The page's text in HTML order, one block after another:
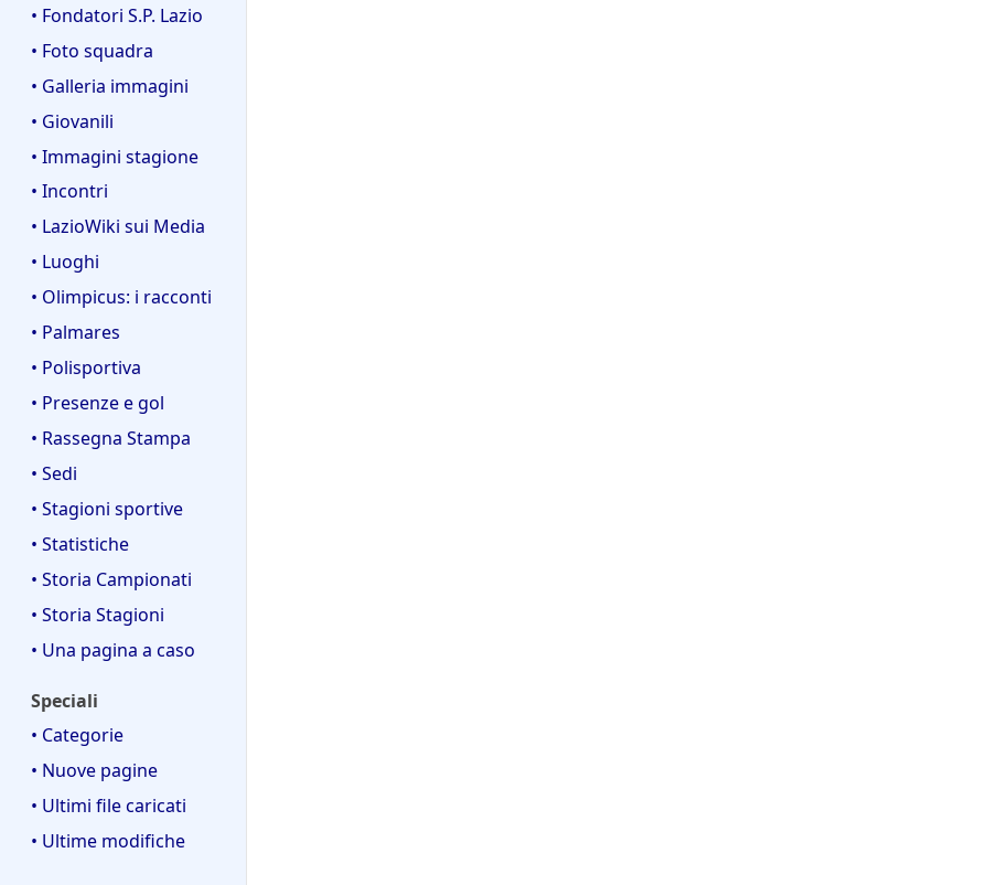
• Fondatori S.P. Lazio
• Foto squadra
• Galleria immagini
• Giovanili
• Immagini stagione
• Incontri
• LazioWiki sui Media
• Luoghi
• Olimpicus: i racconti
• Palmares
• Polisportiva
• Presenze e gol
• Rassegna Stampa
• Sedi
• Stagioni sportive
• Statistiche
• Storia Campionati
• Storia Stagioni
• Una pagina a caso
Speciali
• Categorie
• Nuove pagine
• Ultimi file caricati
• Ultime modifiche